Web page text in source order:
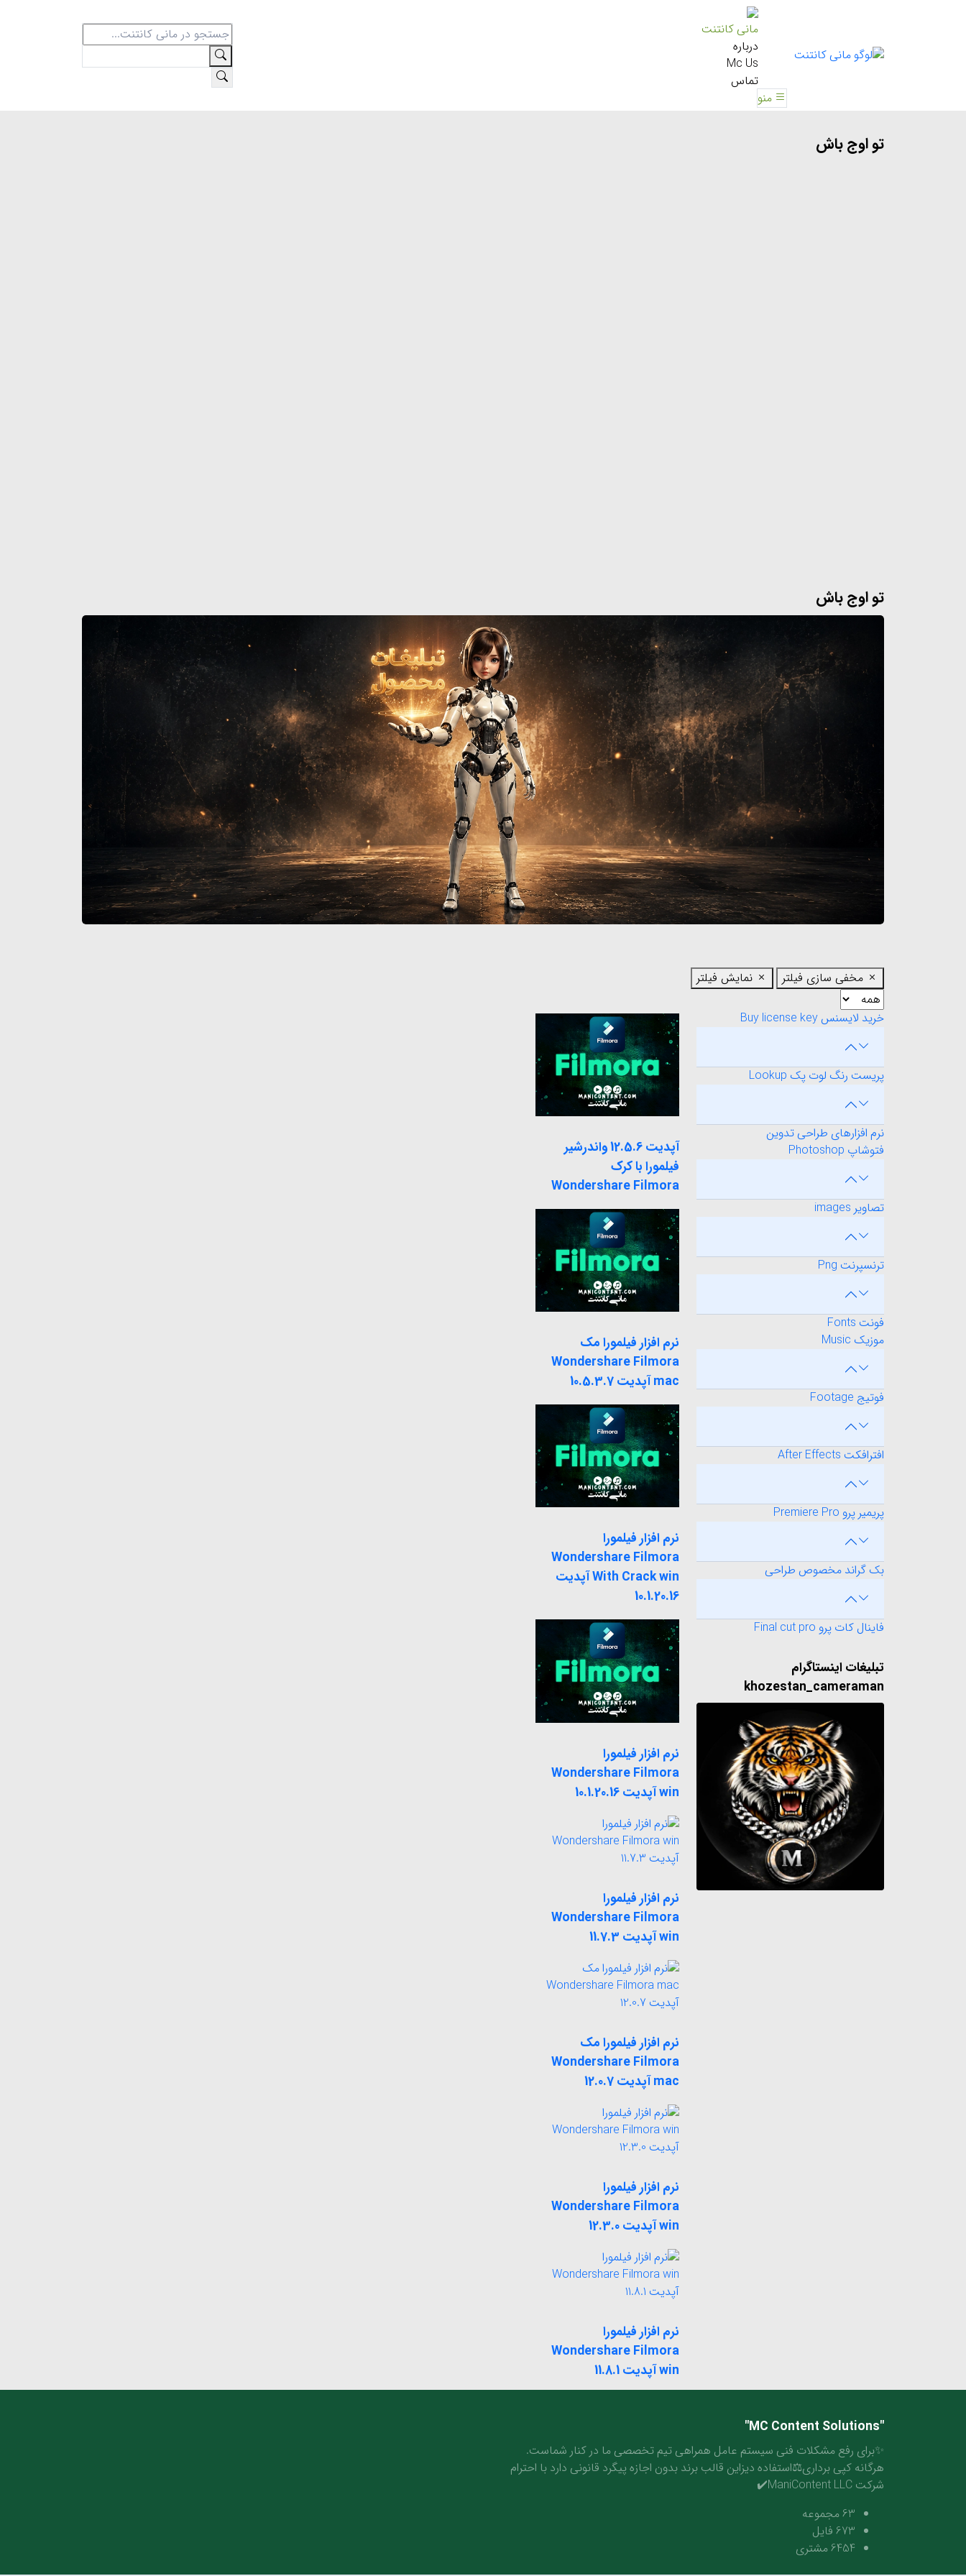
مانی کانتنت
درباره
Mc Us
تماس
منو
تو اوج باش
تو اوج باش
مخفی سازی فیلتر نمایش فیلتر
خرید لایسنس Buy license key
پریست رنگ لوت پک Lookup
نرم افزارهای طراحی تدوین
فتوشاپ Photoshop
تصاویر images
ترنسپرنت Png
فونت Fonts
موزیک Music
فوتیج Footage
افترافکت After Effects
پریمیر پرو Premiere Pro
بک گراند مخصوص طراحی
فاینال کات پرو Final cut pro
تبلیغات اینستاگرام
khozestan_cameraman
آپدیت 12.5.6 واندرشیر
فیلمورا با کرک
Wondershare Filmora
نرم افزار فیلمورا مک
Wondershare Filmora
mac آپدیت 10.5.3.7
نرم افزار فیلمورا
Wondershare Filmora
With Crack win آپدیت
10.1.20.16
نرم افزار فیلمورا
Wondershare Filmora
win آپدیت 10.1.20.16
نرم افزار فیلمورا
Wondershare Filmora
win آپدیت 11.7.3
نرم افزار فیلمورا مک
Wondershare Filmora
mac آپدیت 12.0.7
نرم افزار فیلمورا
Wondershare Filmora
win آپدیت 12.3.0
نرم افزار فیلمورا
Wondershare Filmora
win آپدیت 11.8.1
"MC Content Solutions"
✨برای رفع مشکلات فنی سیستم عامل همراهی تیم تخصصی ما در کنار شماست.
هرگانه کپی برداری⚖️استفاده دیزاین قالب برند بدون اجازه پیگرد قانونی دارد با احترام
شرکت ManiContent LLC✔️
63مجموعه
673 فایل
6454مشتری